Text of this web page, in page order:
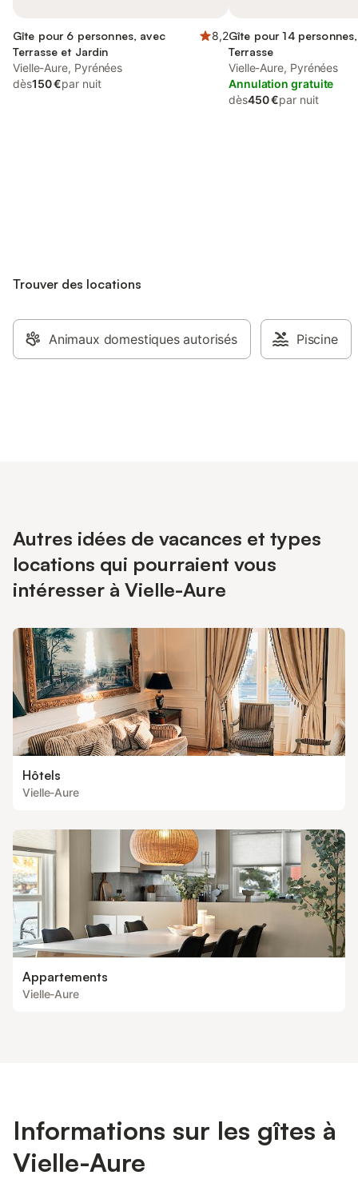
Gîte pour 6 personnes, avec
Terrasse et Jardin
8,2
Vielle-Aure, Pyrénées
dès150 €par nuit
Gîte pour 14
Terrasse
Vielle-Aure, Pyrénées
Annulation gratuite
dès450 €par nuit
Trouver des locations
Animaux domestiques autorisés Piscine
Autres idées de vacances et types
locations qui pourraient vous
intéresser à Vielle-Aure
Hôtels
Vielle-Aure
Appartements
Vielle-Aure
Informations sur les gîtes à
Vielle-Aure